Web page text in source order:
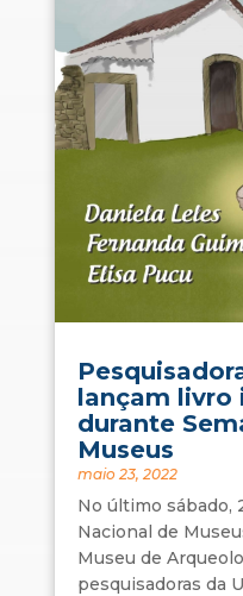
lançam livro
durante
Museus
maio 23, 2022
No último sábado,
Nacional de
Museu de
pesquisadoras da